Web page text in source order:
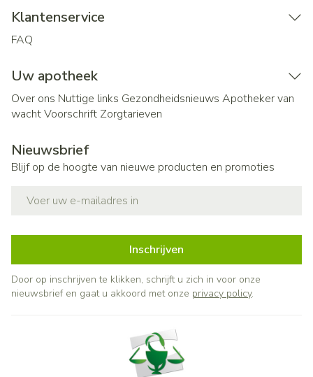
Klantenservice
FAQ
Uw apotheek
Over ons Nuttige links Gezondheidsnieuws Apotheker van
wachtVoorschrift Zorgtarieven
Nieuwsbrief
Blijf op de hoogte van nieuwe producten en promoties
Inschrijven
Door op inschrijven te klikken, schrijft u zich in voor onze
nieuwsbrief en gaat u akkoord met onze privacy policy.